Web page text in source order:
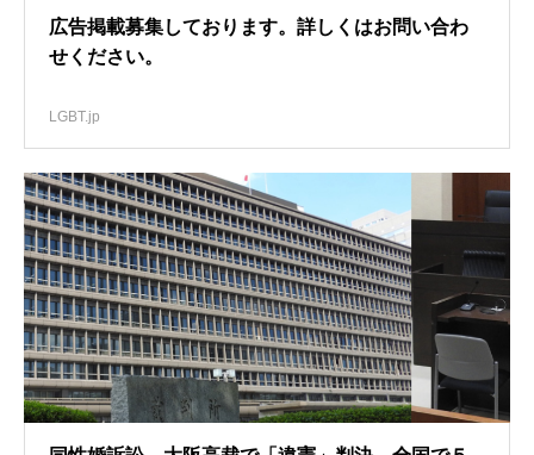
広告掲載募集しております。詳しくはお問い合わ
せください。
LGBT.jp